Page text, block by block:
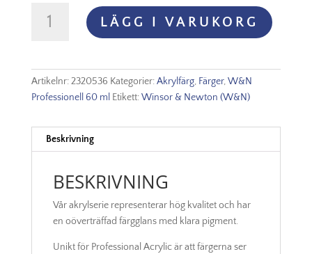
60ml
Light
536
LÄGG I VARUKORG
Artikelnr:2320536 Kategorier:Akrylfärg, Färger,W&N
Professionell 60 ml Etikett:Winsor & Newton (W&N)
Beskrivning
BESKRIVNING
Vår akrylserie representerar hög kvalitet och har
en oöverträffad färgglans med klara pigment.
Unikt för Professional Acrylic är att färgerna ser